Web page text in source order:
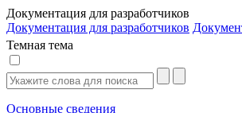
Документация для разработчиков
Документация для разработчиков
Темная тема
Основные сведения